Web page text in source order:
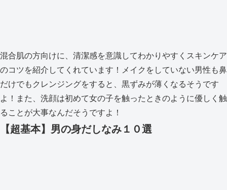
混合肌の方向けに、清潔感を意識してわかりやすくスキンケア
のコツを紹介してくれています！メイクをしていない男性も鼻
だけでもクレンジングをすると、黒ずみが薄くなるそうです
よ！また、洗顔は初めて女の子を触ったときのように優しく触
ることが大事なんだそうですよ！
【超基本】男の身だしなみ１０選